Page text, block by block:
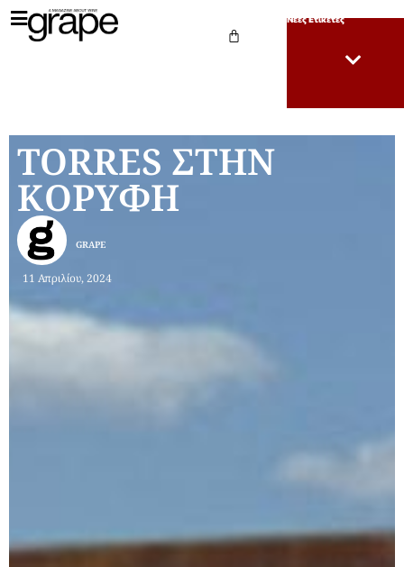
Νέες Ετικέτες
TORRES ΣΤΗΝ
ΚΟΡΥΦΗ
11 Απριλίου, 2024
GRAPE